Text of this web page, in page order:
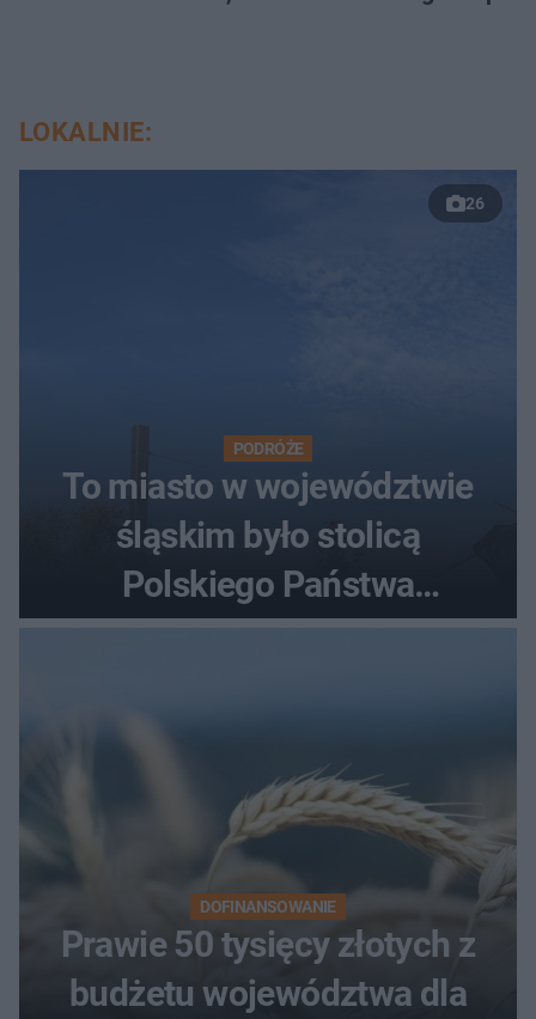
LOKALNIE:
26
PODRÓŻE
To miasto w województwie
śląskim było stolicą
Polskiego Państwa
Podziemnego. Dziś zna je
DOFINANSOWANIE
Prawie 50 tysięcy złotych z
budżetu województwa dla